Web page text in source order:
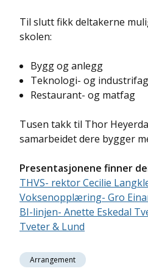
Til slutt fikk deltakerne
skolen:
Bygg og anlegg
Teknologi- og industrifag
Restaurant- og matfag
Tusen takk til Thor
samarbeidet dere bygger
Presentasjonene finner
THVS- rektor Cecilie
Voksenopplæring- Gro
BI-linjen- Anette Eskedal
Tveter & Lund
Arrangement